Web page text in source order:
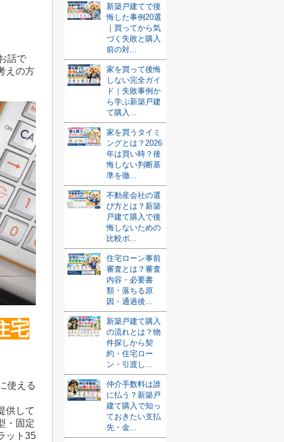
話で
えの方
宅
使える
供して
・固定
ット35
新築戸建てで後
悔した事例20選
｜買ってから気
づく失敗と購入
前の対...
家を買って後悔
しない完全ガイ
ド｜失敗事例か
ら学ぶ新築戸建
て購入...
家を買うタイミ
ングとは？2026
年は買い時？後
悔しない判断基
準を徹...
不動産会社の選
び方とは？新築
戸建て購入で後
悔しないための
比較ポ...
住宅ローン事前
審査とは？審査
内容・必要書
類・落ちる原
因・通過後...
新築戸建て購入
の流れとは？物
件探しから契
約・住宅ロー
ン・引渡し...
仲介手数料は誰
に払う？新築戸
建て購入で知っ
ておきたい支払
先・金...